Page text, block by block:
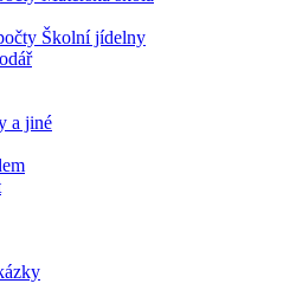
Školní jídelny
a jiné